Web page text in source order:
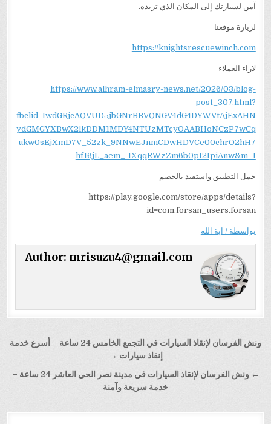
آمن لسيارتك إلى المكان الذي تريده.
لزيارة موقعنا
https://knightsrescuewinch.com
لاراء العملاء
https://www.alhram-elmasry-news.net/2026/03/blog-
post_307.html?
fbclid=IwdGRjcAQVUD5jbGNrBBVQNGV4dG4DYWVtAjExAHN
ydGMGYXBwX2lkDDM1MDY4NTUzMTcyOAABHoNCzP7wCq
ukw0sEjXmD7V_52zk_9NNwEJnmCDwHDVCe00chrO2hH7
hf16jL_aem_-IXqqRWzZm6b0pI2IpiAnw&m=1
حمل التطبيق واستفيد بالخصم
https://play.google.com/store/apps/details?
id=com.forsan_users.forsan
بواسطة / اية الله
Author: mrisuzu4@gmail.com
تصفّح
ونش الفرسان لإنقاذ السيارات في التجمع الخامس 24 ساعة – أسرع خدمة
إنقاذ سيارات →
← ونش الفرسان لإنقاذ السيارات في مدينة نصر الحي العاشر 24 ساعة –
خدمة سريعة وآمنة